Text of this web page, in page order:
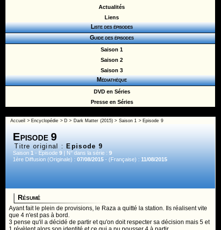
Actualités
Liens
Liste des épisodes
Guide des épisodes
Saison 1
Saison 2
Saison 3
Médiathèque
DVD en Séries
Presse en Séries
Accueil > Encyclopédie > D > Dark Matter (2015)> Saison 1 > Episode 9
Episode 9
Titre original : Episode 9
Saison1 - Episode9 | N° dans la série :9
1ère Diffusion (Originale) :07/08/2015 - (Française) :11/08/2015
Résumé
Ayant fait le plein de provisions, le Raza a quitté la station. Ils réalisent vite
que 4 n'est pas à bord.
3 pense qu'il a décidé de partir et qu'on doit respecter sa décision mais 5 et